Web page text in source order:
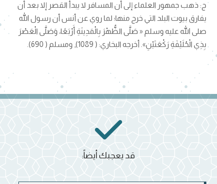
ج: ذهب جمهور العلماء إلى أن المسافر لا يبدأ القصر إلا بعد أن
يفارق بيوت البلد التي خرج منها؛ لما روي عن أنس أن رسول الله
صلى الله عليه وسلم « صَلَّى الظُّهْرَ بِالْمَدِينَةِ أَرْبَعًا، وَصَلَّى الْعَصْرَ
بِذِي الْحُلَيْفَةِ رَكْعَتَيْنِ». أخرجه البخاري: ( 1089), ومسلم ( 690).
قد يعجبك أيضاً: